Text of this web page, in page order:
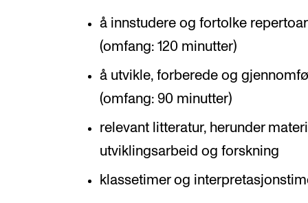
å innstudere og fortolke
(omfang: 120 minutter)
å utvikle, forberede og
(omfang: 90 minutter)
relevant litteratur, herunder
utviklingsarbeid og forskning
klassetimer og